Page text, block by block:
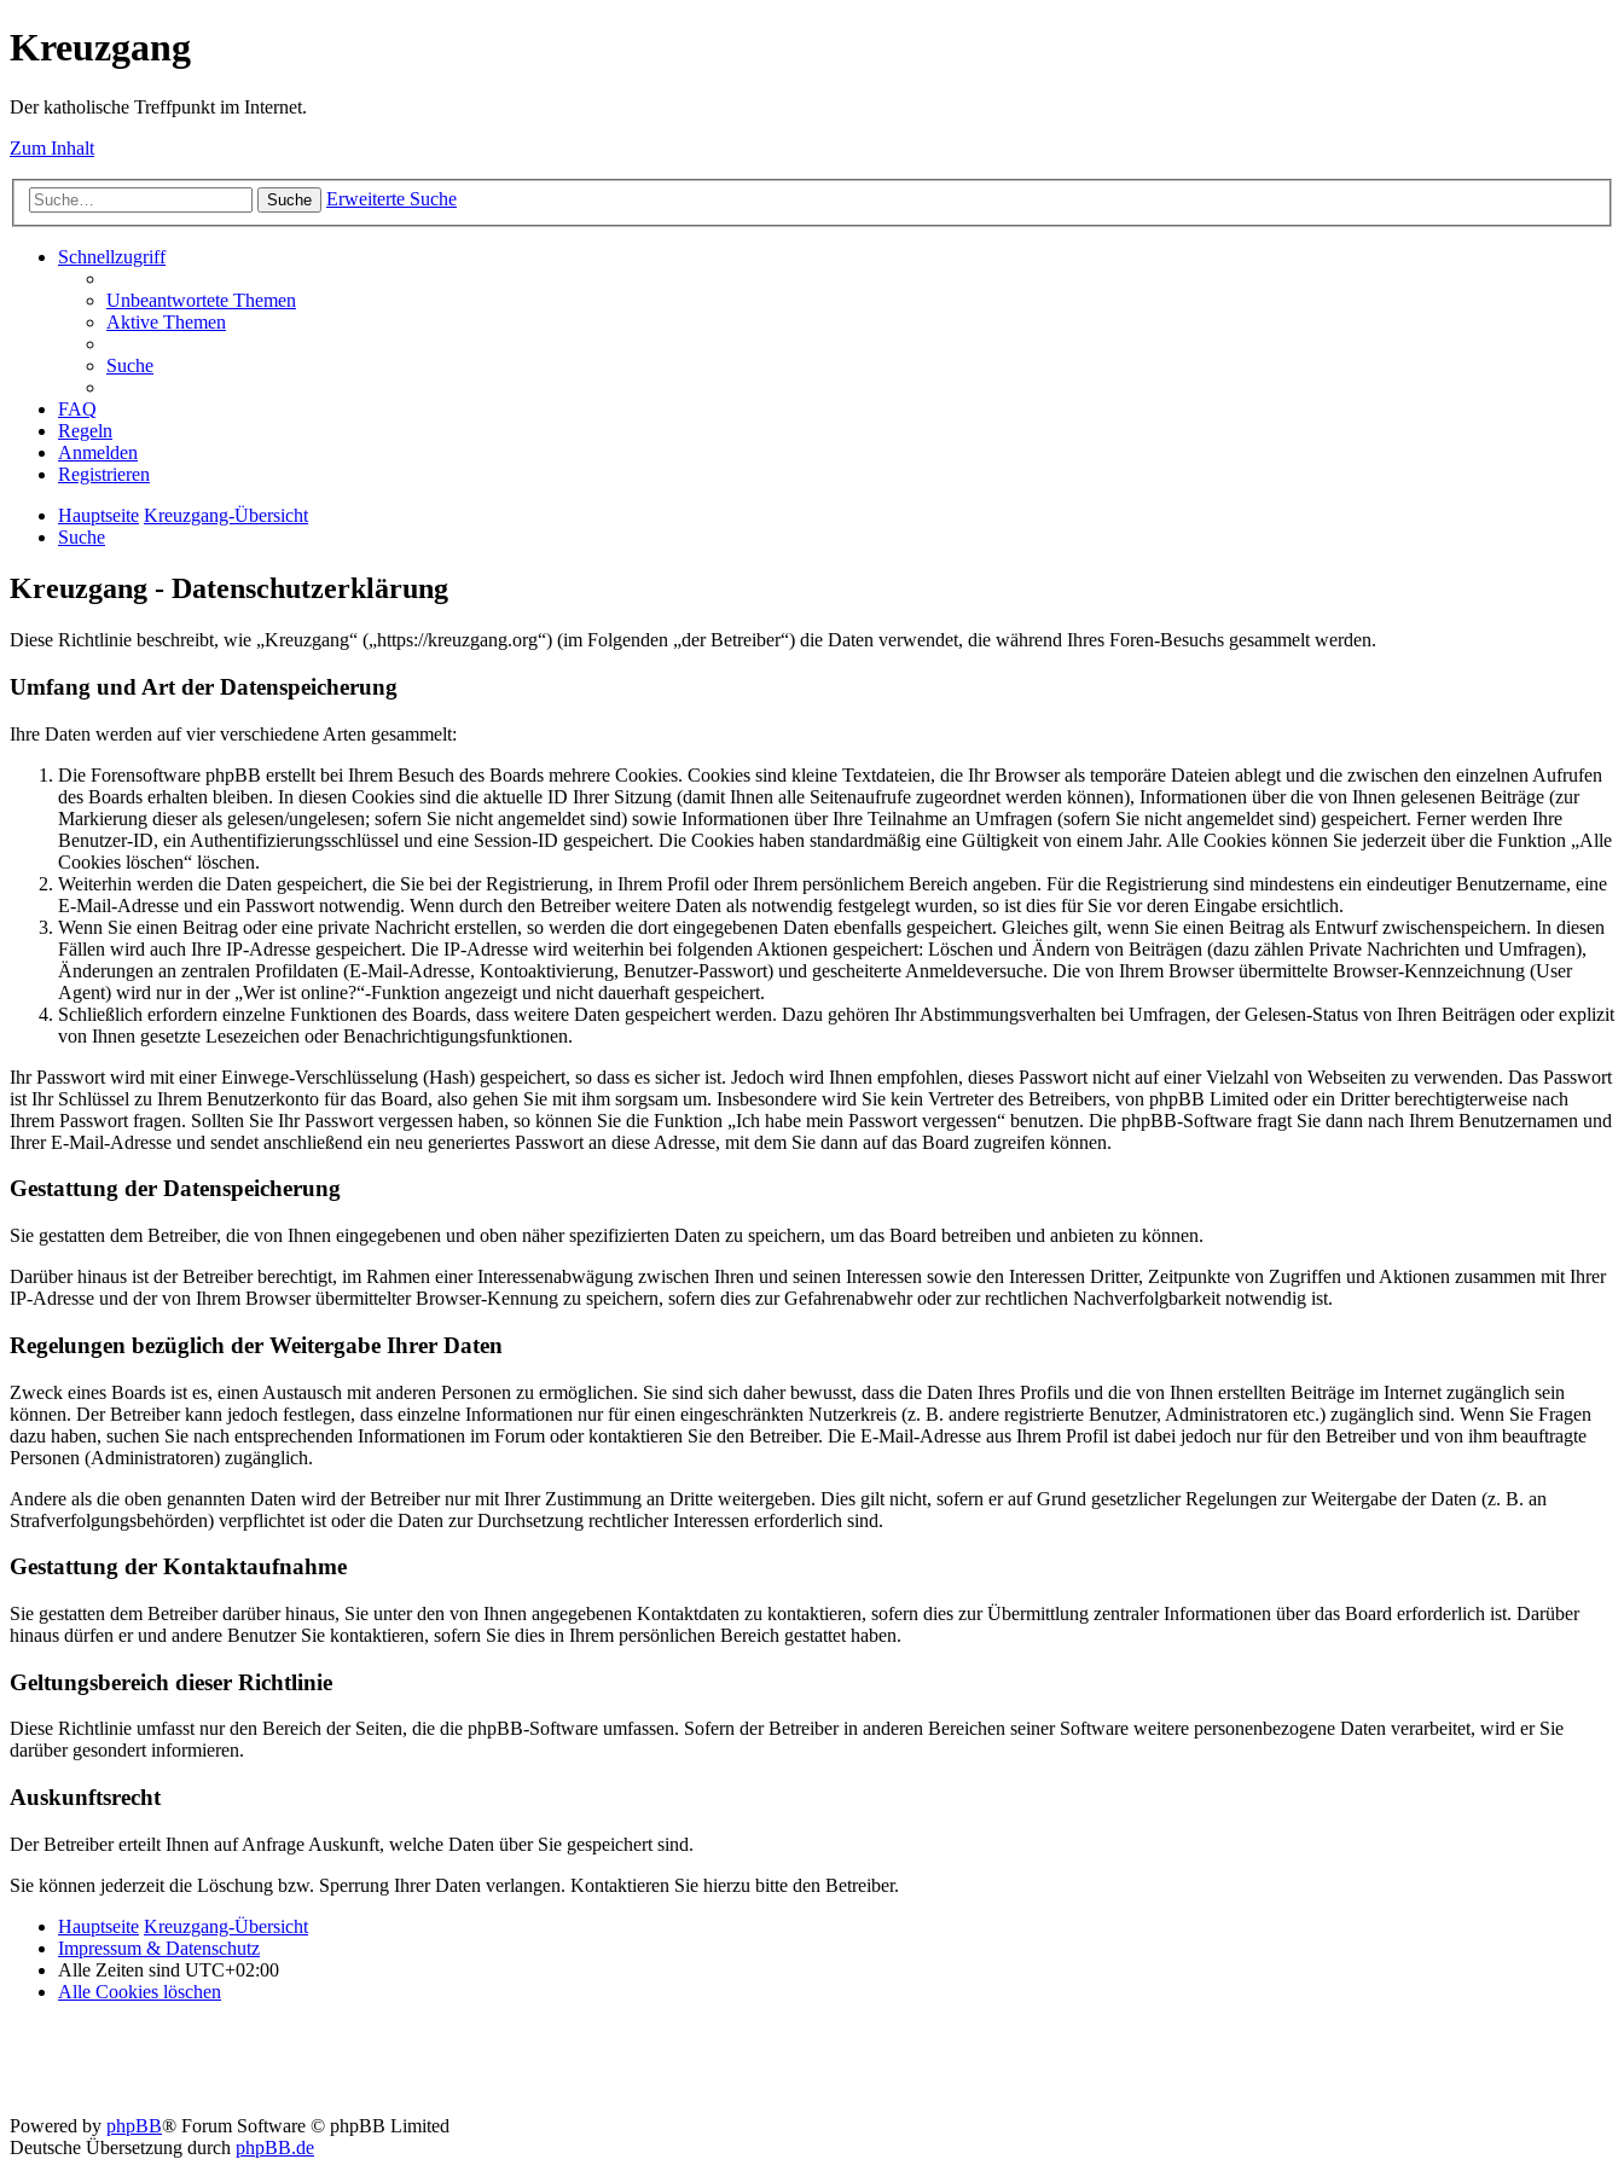
Kreuzgang
Der katholische Treffpunkt im Internet.
Zum Inhalt
Suche Erweiterte Suche
Schnellzugriff
Unbeantwortete Themen
Aktive Themen
Suche
FAQ
Regeln
Anmelden
Registrieren
Hauptseite Kreuzgang-Übersicht
Suche
Kreuzgang - Datenschutzerklärung
Diese Richtlinie beschreibt, wie „Kreuzgang“ („https://kreuzgang.org“) (im Folgenden „der Betreiber“) die Daten verwendet, die während Ihres Foren-Besuchs gesammelt werden.
Umfang und Art der Datenspeicherung
Ihre Daten werden auf vier verschiedene Arten gesammelt:
Die Forensoftware phpBB erstellt bei Ihrem Besuch des Boards mehrere Cookies. Cookies sind kleine Textdateien, die Ihr Browser als temporäre Dateien ablegt und die zwischen den einzelnen Aufrufen
des Boards erhalten bleiben. In diesen Cookies sind die aktuelle ID Ihrer Sitzung (damit Ihnen alle Seitenaufrufe zugeordnet werden können), Informationen über die von Ihnen gelesenen Beiträge (zur
Markierung dieser als gelesen/ungelesen; sofern Sie nicht angemeldet sind) sowie Informationen über Ihre Teilnahme an Umfragen (sofern Sie nicht angemeldet sind) gespeichert. Ferner werden Ihre
Benutzer-ID, ein Authentifizierungsschlüssel und eine Session-ID gespeichert. Die Cookies haben standardmäßig eine Gültigkeit von einem Jahr. Alle Cookies können Sie jederzeit über die Funktion „Alle
Cookies löschen“ löschen.
Weiterhin werden die Daten gespeichert, die Sie bei der Registrierung, in Ihrem Profil oder Ihrem persönlichem Bereich angeben. Für die Registrierung sind mindestens ein eindeutiger Benutzername, eine
E-Mail-Adresse und ein Passwort notwendig. Wenn durch den Betreiber weitere Daten als notwendig festgelegt wurden, so ist dies für Sie vor deren Eingabe ersichtlich.
Wenn Sie einen Beitrag oder eine private Nachricht erstellen, so werden die dort eingegebenen Daten ebenfalls gespeichert. Gleiches gilt, wenn Sie einen Beitrag als Entwurf zwischenspeichern. In diesen
Fällen wird auch Ihre IP-Adresse gespeichert. Die IP-Adresse wird weiterhin bei folgenden Aktionen gespeichert: Löschen und Ändern von Beiträgen (dazu zählen Private Nachrichten und Umfragen),
Änderungen an zentralen Profildaten (E-Mail-Adresse, Kontoaktivierung, Benutzer-Passwort) und gescheiterte Anmeldeversuche. Die von Ihrem Browser übermittelte Browser-Kennzeichnung (User
Agent) wird nur in der „Wer ist online?“-Funktion angezeigt und nicht dauerhaft gespeichert.
Schließlich erfordern einzelne Funktionen des Boards, dass weitere Daten gespeichert werden. Dazu gehören Ihr Abstimmungsverhalten bei Umfragen, der Gelesen-Status von Ihren Beiträgen oder explizit
von Ihnen gesetzte Lesezeichen oder Benachrichtigungsfunktionen.
Ihr Passwort wird mit einer Einwege-Verschlüsselung (Hash) gespeichert, so dass es sicher ist. Jedoch wird Ihnen empfohlen, dieses Passwort nicht auf einer Vielzahl von Webseiten zu verwenden. Das Passwort
ist Ihr Schlüssel zu Ihrem Benutzerkonto für das Board, also gehen Sie mit ihm sorgsam um. Insbesondere wird Sie kein Vertreter des Betreibers, von phpBB Limited oder ein Dritter berechtigterweise nach
Ihrem Passwort fragen. Sollten Sie Ihr Passwort vergessen haben, so können Sie die Funktion „Ich habe mein Passwort vergessen“ benutzen. Die phpBB-Software fragt Sie dann nach Ihrem Benutzernamen und
Ihrer E-Mail-Adresse und sendet anschließend ein neu generiertes Passwort an diese Adresse, mit dem Sie dann auf das Board zugreifen können.
Gestattung der Datenspeicherung
Sie gestatten dem Betreiber, die von Ihnen eingegebenen und oben näher spezifizierten Daten zu speichern, um das Board betreiben und anbieten zu können.
Darüber hinaus ist der Betreiber berechtigt, im Rahmen einer Interessenabwägung zwischen Ihren und seinen Interessen sowie den Interessen Dritter, Zeitpunkte von Zugriffen und Aktionen zusammen mit Ihrer
IP-Adresse und der von Ihrem Browser übermittelter Browser-Kennung zu speichern, sofern dies zur Gefahrenabwehr oder zur rechtlichen Nachverfolgbarkeit notwendig ist.
Regelungen bezüglich der Weitergabe Ihrer Daten
Zweck eines Boards ist es, einen Austausch mit anderen Personen zu ermöglichen. Sie sind sich daher bewusst, dass die Daten Ihres Profils und die von Ihnen erstellten Beiträge im Internet zugänglich sein
können. Der Betreiber kann jedoch festlegen, dass einzelne Informationen nur für einen eingeschränkten Nutzerkreis (z. B. andere registrierte Benutzer, Administratoren etc.) zugänglich sind. Wenn Sie Fragen
dazu haben, suchen Sie nach entsprechenden Informationen im Forum oder kontaktieren Sie den Betreiber. Die E-Mail-Adresse aus Ihrem Profil ist dabei jedoch nur für den Betreiber und von ihm beauftragte
Personen (Administratoren) zugänglich.
Andere als die oben genannten Daten wird der Betreiber nur mit Ihrer Zustimmung an Dritte weitergeben. Dies gilt nicht, sofern er auf Grund gesetzlicher Regelungen zur Weitergabe der Daten (z. B. an
Strafverfolgungsbehörden) verpflichtet ist oder die Daten zur Durchsetzung rechtlicher Interessen erforderlich sind.
Gestattung der Kontaktaufnahme
Sie gestatten dem Betreiber darüber hinaus, Sie unter den von Ihnen angegebenen Kontaktdaten zu kontaktieren, sofern dies zur Übermittlung zentraler Informationen über das Board erforderlich ist. Darüber
hinaus dürfen er und andere Benutzer Sie kontaktieren, sofern Sie dies in Ihrem persönlichen Bereich gestattet haben.
Geltungsbereich dieser Richtlinie
Diese Richtlinie umfasst nur den Bereich der Seiten, die die phpBB-Software umfassen. Sofern der Betreiber in anderen Bereichen seiner Software weitere personenbezogene Daten verarbeitet, wird er Sie
darüber gesondert informieren.
Auskunftsrecht
Der Betreiber erteilt Ihnen auf Anfrage Auskunft, welche Daten über Sie gespeichert sind.
Sie können jederzeit die Löschung bzw. Sperrung Ihrer Daten verlangen. Kontaktieren Sie hierzu bitte den Betreiber.
Hauptseite Kreuzgang-Übersicht
Impressum & Datenschutz
Alle Zeiten sind UTC+02:00
Alle Cookies löschen
Powered by phpBB® Forum Software © phpBB Limited
Deutsche Übersetzung durch phpBB.de